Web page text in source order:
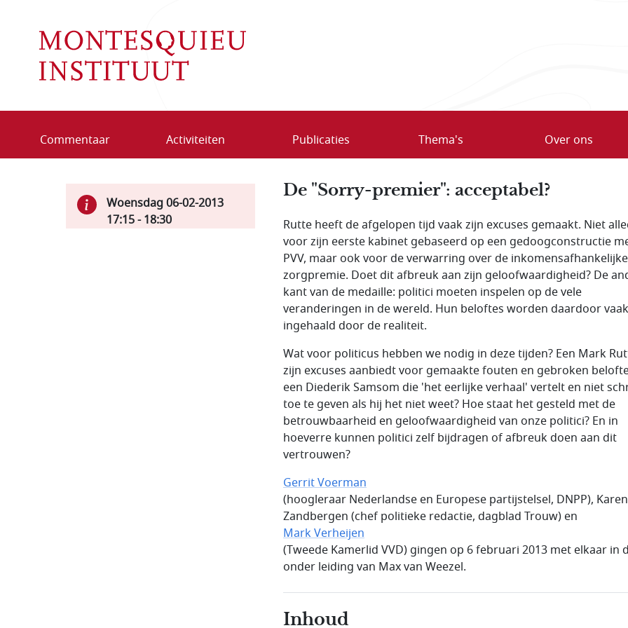
Commentaar Activiteiten Publicaties Thema's Over ons
De "Sorry-premier": acceptabel?
Rutte heeft de afgelopen tijd vaak zijn excuses gemaakt. Niet
voor zijn eerste kabinet gebaseerd op een gedoogconstructie
PVV, maar ook voor de verwarring over de inkomensafhankelijke
zorgpremie. Doet dit afbreuk aan zijn geloofwaardigheid? De
kant van de medaille: politici moeten inspelen op de vele
veranderingen in de wereld. Hun beloftes worden daardoor vaak
ingehaald door de realiteit.
Wat voor politicus hebben we nodig in deze tijden? Een Mark
zijn excuses aanbiedt voor gemaakte fouten en gebroken
een Diederik Samsom die 'het eerlijke verhaal' vertelt en niet
toe te geven als hij het niet weet? Hoe staat het gesteld met de
betrouwbaarheid en geloofwaardigheid van onze politici? En in
hoeverre kunnen politici zelf bijdragen of afbreuk doen aan dit
vertrouwen?
Gerrit Voerman
(hoogleraar Nederlandse en Europese partijstelsel, DNPP), Karen
Zandbergen (chef politieke redactie, dagblad Trouw) en
Mark Verheijen
(Tweede Kamerlid VVD) gingen op 6 februari 2013 met elkaar in
onder leiding van Max van Weezel.
Inhoud
Woensdag 06-02-2013
17:15-18:30